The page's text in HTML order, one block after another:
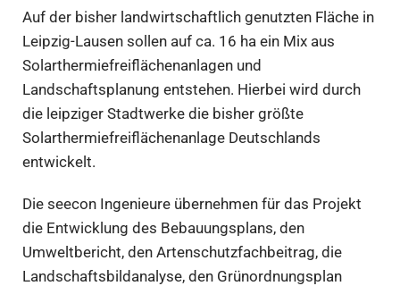
Auf der bisher landwirtschaftlich genutzten Fläche in
Leipzig-Lausen sollen auf ca. 16 ha ein Mix aus
Solarthermiefreiflächenanlagen und
Landschaftsplanung entstehen. Hierbei wird durch
die leipziger Stadtwerke die bisher größte
Solarthermiefreiflächenanlage Deutschlands
entwickelt.
Die seecon Ingenieure übernehmen für das Projekt
die Entwicklung des Bebauungsplans, den
Umweltbericht, den Artenschutzfachbeitrag, die
Landschaftsbildanalyse, den Grünordnungsplan